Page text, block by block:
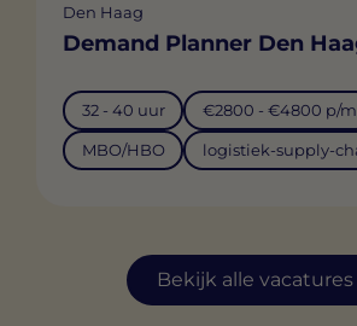
Bekijk alle vacatures
Den Haag
Demand Planner Den
32 - 40 uur €2800 - €4800 p/m
MBO/HBO logistiek-supply-